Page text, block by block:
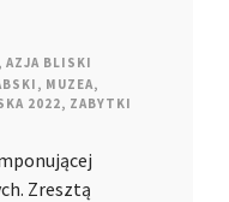
AZJA BLISKI
, MUZEA,
2022, ZABYTKI
Zresztą